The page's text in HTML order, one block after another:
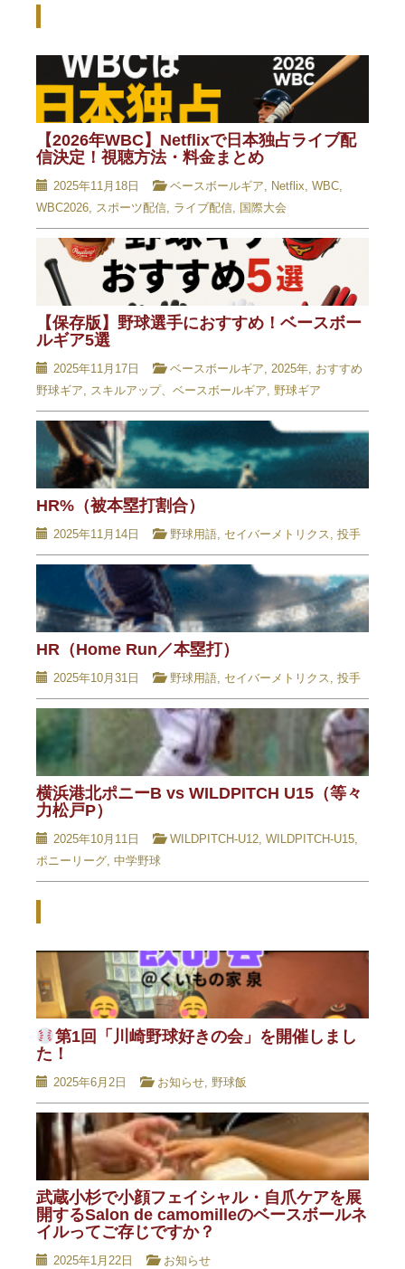
【2026年WBC】Netflixで日本独占ライブ配
信決定！視聴方法・料金まとめ
2025年11月18日 ベースボールギア, Netflix, WBC,
WBC2026, スポーツ配信, ライブ配信, 国際大会
【保存版】野球選手におすすめ！ベースボー
ルギア5選
2025年11月17日 ベースボールギア, 2025年, おすすめ
野球ギア, スキルアップ、ベースボールギア, 野球ギア
HR%（被本塁打割合）
2025年11月14日 野球用語, セイバーメトリクス, 投手
HR（Home Run／本塁打）
2025年10月31日 野球用語, セイバーメトリクス, 投手
横浜港北ポニーB vs WILDPITCH U15（等々
力松戸P）
2025年10月11日 WILDPITCH-U12, WILDPITCH-U15,
ポニーリーグ, 中学野球
第1回「川崎野球好きの会」を開催しまし
た！
2025年6月2日 お知らせ, 野球飯
武蔵小杉で小顔フェイシャル・自爪ケアを展
開するSalon de camomilleのベースボールネ
イルってご存じですか？
2025年1月22日 お知らせ